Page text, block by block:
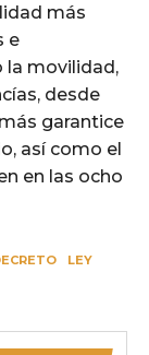
más
e
la movilidad,
desde
garantice
así como el
en las ocho
LEY